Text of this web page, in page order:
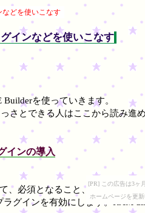
[PR] この広告は3ヶ
ホームページを更
などを使いこなす
インなどを使いこなす
を使っていきます。
さとできる人はここから読み進
インの導入
、必須となること、それは、ど
グインを有効にします。RAM